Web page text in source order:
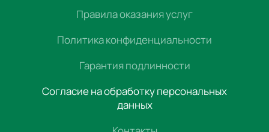
Правила оказания услуг
Политика конфиденциальности
Гарантия подлинности
Согласие на обработку персональных
данных